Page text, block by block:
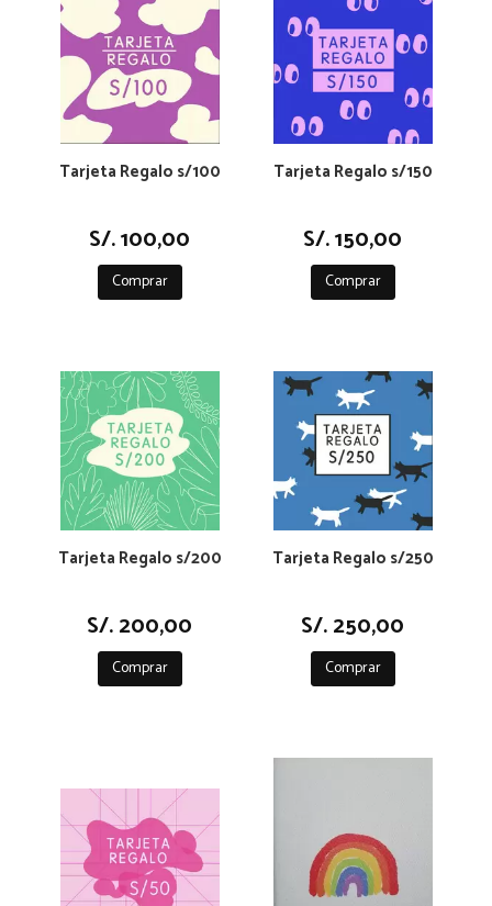
Tarjeta Regalo s/100
S/. 100,00
Comprar
Tarjeta Regalo s/150
S/. 150,00
Comprar
Tarjeta Regalo s/200
S/. 200,00
Comprar
Tarjeta Regalo s/250
S/. 250,00
Comprar